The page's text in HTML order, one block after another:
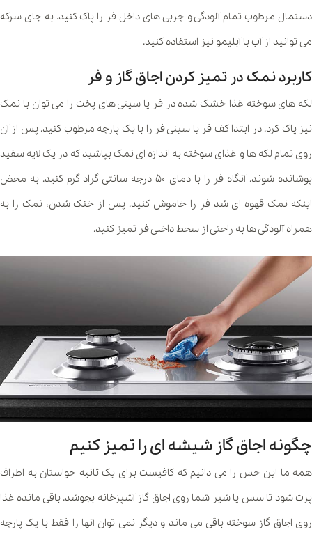
دستمال مرطوب تمام آلودگی و چربی های داخل فر را پاک کنید. به جای سرکه
می توانید از آب با آبلیمو نیز استفاده کنید.
کاربرد نمک در تمیز کردن اجاق گاز و فر
لکه های سوخته غذا خشک شده در فر یا سینی های پخت را می توان با نمک
نیز پاک کرد. در ابتدا کف فر یا سینی فر را با یک پارچه مرطوب کنید. پس از آن
روی تمام لکه ها و غذای سوخته به اندازه ای نمک بپاشید که در یک لایه سفید
پوشانده شوند. آنگاه فر را با دمای ۵۰ درجه سانتی گراد گرم کنید. به محض
اینکه نمک قهوه ای شد فر را خاموش کنید. پس از خنک شدن، نمک را به
همراه آلودگی ها به راحتی از سحط داخلی فر تمیز کنید.
چگونه اجاق گاز شیشه ای را تمیز کنیم
همه ما این حس را می دانیم که کافیست برای یک ثانیه حواستان به اطراف
پرت شود تا سس یا شیر شما روی اجاق گاز آشپزخانه بجوشد. باقی مانده غذا
روی اجاق گاز سوخته باقی می ماند و دیگر نمی توان آنها را فقط با یک پارچه